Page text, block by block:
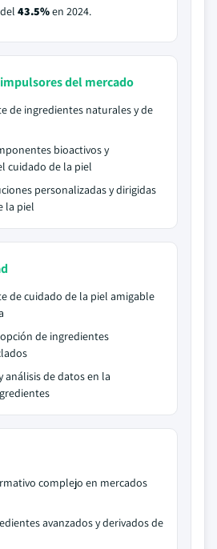
43.5%en 2024.
del mercado
de ingredientes naturales y de
bioactivos y
cuidado de la piel
personalizadas y dirigidas
la piel
de cuidado de la piel amigable
de ingredientes
análisis de datos en la
complejo en mercados
avanzados y derivados de